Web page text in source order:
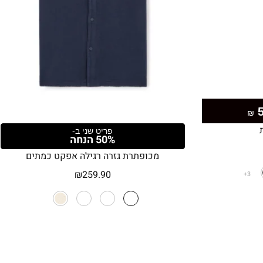
₪
3
פריט שני ב-
50% הנחה
מכופתרת גזרה רגילה אפקט כמתים
₪259.90